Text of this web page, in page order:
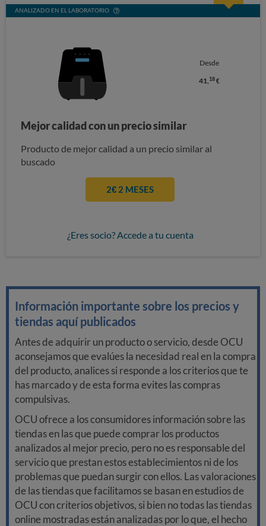
ANALIZADO EN EL LABORATORIO
Desde
41,18€
Mejor calidad con un precio similar
Producto de mejor calidad a un precio similar al
buscado
2€ 2 MESES
¿Eres socio? Accede a tu cuenta
Información importante sobre los precios y
tiendas aquí publicados
Antes de adquirir un producto o servicio, desde OCU
aconsejamos que evalúes la necesidad real en la compra
del producto, analices si responde a los criterios que te
has marcado y de esta forma evites las compras
compulsivas.
OCU ofrece a los consumidores información sobre las
tiendas en las que puede comprar los productos
analizados al mejor precio, pero no es responsable del
servicio que prestan estos establecimientos ni de los
problemas que puedan surgir con ellos. Las valoraciones
de las tiendas que facilitamos se basan en estudios de
OCU con criterios objetivos, si bien no todas las tiendas
online mostradas están analizadas por lo que, el hecho